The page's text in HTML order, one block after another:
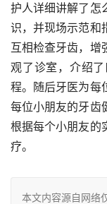
护人详细讲解了怎
识，并现场示范和
互相检查牙齿，增
观了诊室，介绍
程。随后牙医为每
每位小朋友的牙齿
根据每个小朋友的
疗。
本文内容源自网络